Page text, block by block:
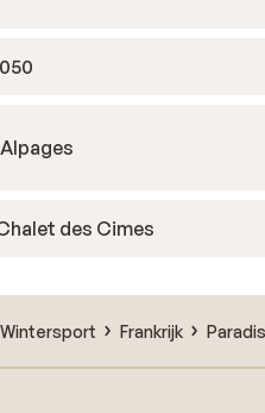
des Cimes
Wintersport Frankrijk